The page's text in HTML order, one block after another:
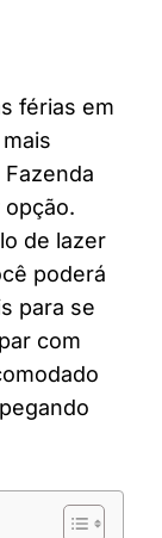
férias em
opção.
de lazer
poderá
para se
com